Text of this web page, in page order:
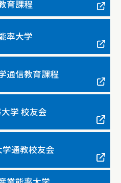
育課程
率大学
通信教育課程
学 校友会
通教校友会